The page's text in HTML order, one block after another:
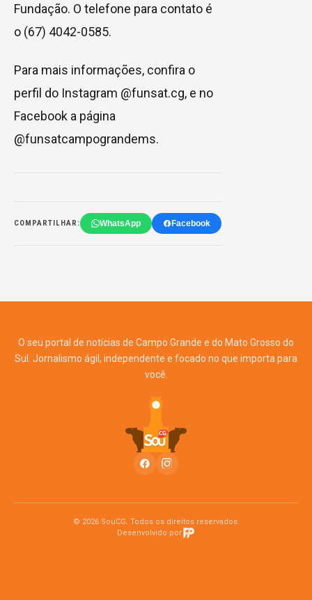
Fundação. O telefone para contato é
o (67) 4042-0585.
Para mais informações, confira o
perfil do Instagram @funsat.cg, e no
Facebook a página
@funsatcampograndems.
COMPARTILHAR: WhatsApp Facebook
O seu portal de notícias de Campo Grande e do Mato Grosso do
Sul. Jornalismo ágil, independente e focado no que importa para
você.
© 2026 SouCG. Todos os direitos reservados.
Desenvolvido por